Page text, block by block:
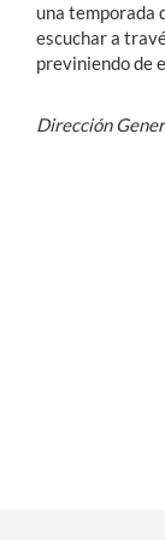
una temporada
escuchar a
previniendo de
Dirección